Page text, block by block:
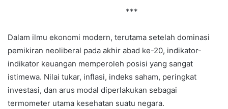
***
Dalam ilmu ekonomi modern, terutama setelah dominasi
pemikiran neoliberal pada akhir abad ke-20, indikator-
indikator keuangan memperoleh posisi yang sangat
istimewa. Nilai tukar, inflasi, indeks saham, peringkat
investasi, dan arus modal diperlakukan sebagai
termometer utama kesehatan suatu negara.